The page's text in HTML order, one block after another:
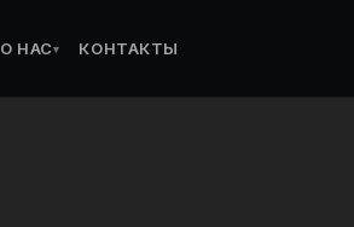
О НАС▾ КОНТАКТЫ